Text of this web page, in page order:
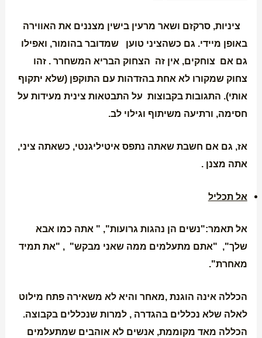
ציניות, סרקזם ושאר מרעין בישין מצננים את האווירה
באופן מיידי. גם כשהציני טוען שמדובר בהומור, ואפילו
גם אם צוחקים, אין זה הצחוק הבריא המשחרר . זהו
צחוק שמקורו לא אחת בהזדהות עם התוקפן (שלא יתקוף
אותי). התגובות בקבוצות על התבטאות צינית מעידות על
חסימה, ורתיעה משיתוף וגילוי לב.
אז, גם אם חשבת שאתה נתפס איטיליגנטי, כשאתה ציני,
אתה מצנן .
אל תכליל
אל תאמר:"נשים הן נהגות גרועות", " אתה כמו אבא
שלך", "אתם מתעלמים ממה שאני מבקש" , "את תמיד
מאחרת".
הכללה אינה הוגנת ,מאחר והיא לא משאירה פתח מילוט
לאלה שלא נכללים בהגדרה , למרות שנכללים בקבוצה.
הכללה מאד מקוממת, אנשים לא אוהבים שמתעלמים